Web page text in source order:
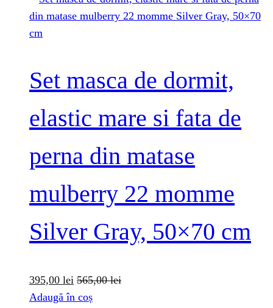
Set masca de dormit,
elastic mare si fata de
perna din matase
mulberry 22 momme
Silver Gray, 50×70 cm
395,00 lei 565,00lei
Adaugă în coș